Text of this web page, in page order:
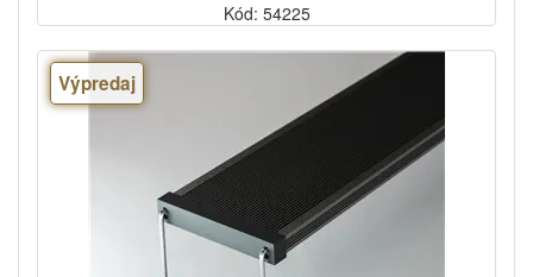
Kód: 54225
Výpredaj